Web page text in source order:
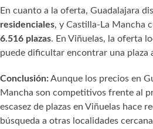
En cuanto a la oferta, Guadalajara
residenciales, y Castilla-La Mancha
6.516 plazas. En Viñuelas, la oferta
puede dificultar encontrar una plaza
Conclusión:Aunque los precios en
Mancha son competitivos frente al
escasez de plazas en Viñuelas hace
búsqueda a otras localidades